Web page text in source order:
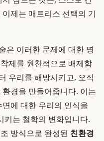
제는 매트리스 선택의 기
은 이러한 문제에 대한 명
제를 원천적으로 배제함
우리를 해방시키고, 오직
경을 만들어줍니다. 이는
에 대한 우리의 인식을
는 철학의 변화입니다.
방식으로 완성된 친환경